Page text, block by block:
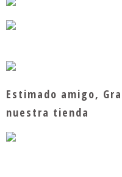
Estimado amigo,
nuestra tienda